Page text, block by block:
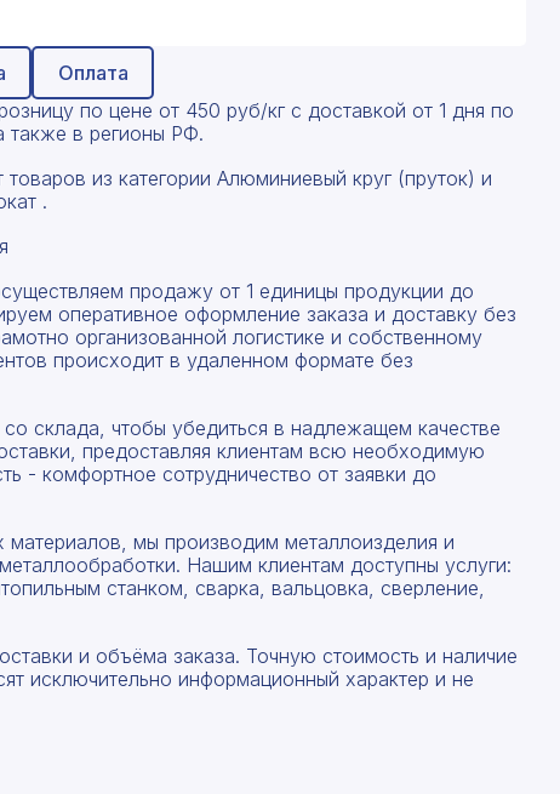
Оплата
по цене от 450 руб/кг с доставкой от 1 дня по
в регионы РФ.
из категории Алюминиевый круг (пруток) и
.
продажу от 1 единицы продукции до
оперативное оформление заказа и доставку без
организованной логистике и собственному
происходит в удаленном формате без
склада, чтобы убедиться в надлежащем качестве
предоставляя клиентам всю необходимую
- комфортное сотрудничество от заявки до
мы производим металлоизделия и
Нашим клиентам доступны услуги:
станком, сварка, вальцовка, сверление,
и объёма заказа. Точную стоимость и наличие
исключительно информационный характер и не